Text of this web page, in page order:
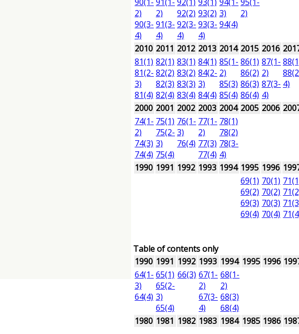
2)
90(3-
4)
2)
91(3-
4)
92(2)
92(3-
4)
93(2)
93(3-
4)
3)
94(4)
2)
2010 2011 2012 2013 2014 2015 2016
81(1)
81(2-
3)
81(4)
82(1)
82(2)
82(3)
82(4)
83(1)
83(2)
83(3)
83(4)
84(1)
84(2-
3)
84(4)
85(1-
2)
85(3)
85(4)
86(1)
86(2)
86(3)
86(4)
87(1-
2)
87(3-
4)
4)
2000 2001 2002 2003 2004 2005 2006
74(1-
2)
74(3)
74(4)
75(1)
75(2-
3)
75(4)
76(1-
3)
76(4)
77(1-
2)
77(3)
77(4)
78(1)
78(2)
78(3-
4)
1990 1991 1992 1993 1994 1995 1996
69(1)
69(2)
69(3)
69(4)
70(1)
70(2)
70(3)
70(4)
Table of contents only
1990 1991 1992 1993 1994 1995 1996
64(1-
3)
64(4)
65(1)
65(2-
3)
65(4)
66(3) 67(1-
2)
67(3-
4)
68(1-
2)
68(3)
68(4)
1980 1981 1982 1983 1984 1985 1986